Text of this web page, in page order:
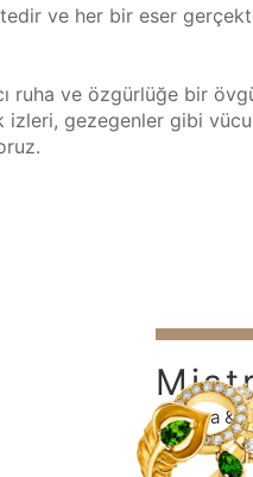
ve her bir eser
ruha ve özgürlüğe bir
gezegenler gibi
Carrera &
Carrera